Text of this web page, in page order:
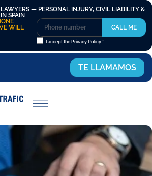
— PERSONAL INJURY, CIVIL LIABILITY &
SPAIN
WILL
I accept the Privacy Policy*
CALL ME
TE LLAMAMOS